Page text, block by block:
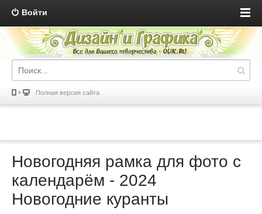
Войти
Полная версия сайта
Новогодняя рамка для фото с
календарём - 2024
Новогодние куранты